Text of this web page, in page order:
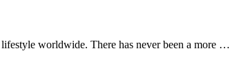
worldwide. There has never been a more …